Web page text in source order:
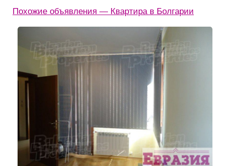
Похожие объявления — Квартира в Болгарии